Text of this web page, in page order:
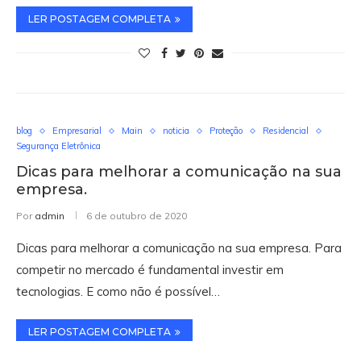
LER POSTAGEM COMPLETA
blog Empresarial Main noticia Proteção
Residencial
Segurança Eletrônica
Dicas para melhorar a comunicação na sua
empresa.
Por admin 6 de outubro de 2020
Dicas para melhorar a comunicação na sua empresa. Para
competir no mercado é fundamental investir em
tecnologias. E como não é possível…
LER POSTAGEM COMPLETA